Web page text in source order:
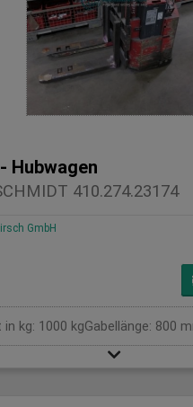
Hubwagen
410.274.23174
GmbH